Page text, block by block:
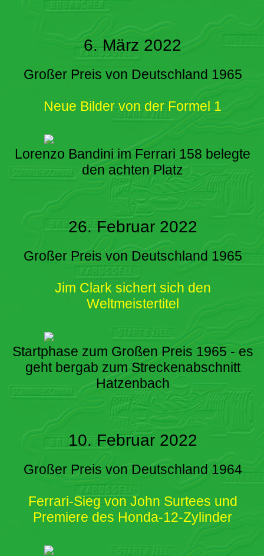
6. März 2022
Großer Preis von Deutschland 1965
Neue Bilder von der Formel 1
Lorenzo Bandini im Ferrari 158 belegte
den achten Platz
26. Februar 2022
Großer Preis von Deutschland 1965
Jim Clark sichert sich den
Weltmeistertitel
Startphase zum Großen Preis 1965 - es
geht bergab zum Streckenabschnitt
Hatzenbach
10. Februar 2022
Großer Preis von Deutschland 1964
Ferrari-Sieg von John Surtees und
Premiere des Honda-12-Zylinder